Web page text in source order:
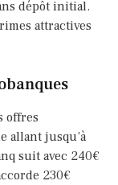
dépôt initial.
attractives
offres
allant jusqu’à
suit avec 240€
230€